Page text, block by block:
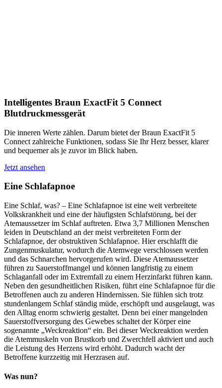
Intelligentes Braun ExactFit 5 Connect
Blutdruckmessgerät
Die inneren Werte zählen. Darum bietet der Braun ExactFit 5
Connect zahlreiche Funktionen, sodass Sie Ihr Herz besser, klarer
und bequemer als je zuvor im Blick haben.
Jetzt ansehen
Eine Schlafapnoe
Eine Schlaf, was? – Eine Schlafapnoe ist eine weit verbreitete
Volkskrankheit und eine der häufigsten Schlafstörung, bei der
Atemaussetzer im Schlaf auftreten. Etwa 3,7 Millionen Menschen
leiden in Deutschland an der meist verbreiteten Form der
Schlafapnoe, der obstruktiven Schlafapnoe. Hier erschlafft die
Zungenmuskulatur, wodurch die Atemwege verschlossen werden
und das Schnarchen hervorgerufen wird. Diese Atemaussetzer
führen zu Sauerstoffmangel und können langfristig zu einem
Schlaganfall oder im Extremfall zu einem Herzinfarkt führen kann.
Neben den gesundheitlichen Risiken, führt eine Schlafapnoe für die
Betroffenen auch zu anderen Hindernissen. Sie fühlen sich trotz
stundenlangem Schlaf ständig müde, erschöpft und ausgelaugt, was
den Alltag enorm schwierig gestaltet. Denn bei einer mangelnden
Sauerstoffversorgung des Gewebes schaltet der Körper eine
sogenannte „Weckreaktion“ ein. Bei dieser Weckreaktion werden
die Atemmuskeln von Brustkorb und Zwerchfell aktiviert und auch
die Leistung des Herzens wird erhöht. Dadurch wacht der
Betroffene kurzzeitig mit Herzrasen auf.
Was nun?